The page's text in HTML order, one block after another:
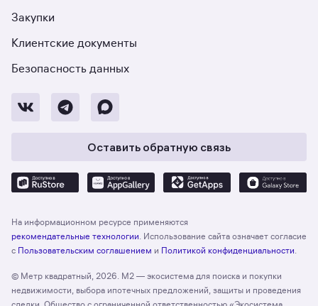
Закупки
Клиентские документы
Безопасность данных
Оставить обратную связь
На информационном ресурсе применяются
рекомендательные технологии . Использование сайта означает согласие
с Пользовательским соглашением и Политикой конфиденциальности
© Метр квадратный, 2026. М2 — экосистема для поиска и покупки
недвижимости, выбора ипотечных предложений, защиты и проведения
сделки. Общество с ограниченной ответственностью «Экосистема